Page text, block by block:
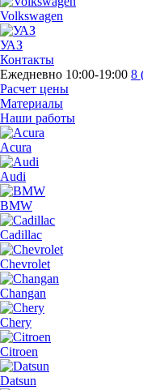
Volkswagen
УАЗ
Контакты
Ежедневно 10:00-19:00 8
Расчет цены
Материалы
Наши работы
Acura
Audi
BMW
Cadillac
Chevrolet
Changan
Chery
Citroen
Datsun